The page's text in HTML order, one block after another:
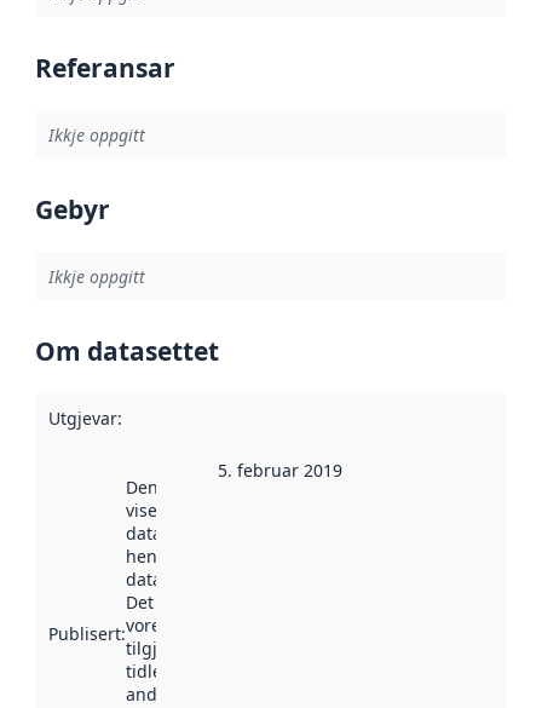
Referansar
Ikkje oppgitt
Gebyr
Ikkje oppgitt
Om datasettet
Utgjevar:
Publisert:
Denne datoen
viser når
datasettet vart
henta inn av
data.norge.no.
Det kan ha
vore
tilgjengeleg
tidlegare
andre stader.
5. februar 2019